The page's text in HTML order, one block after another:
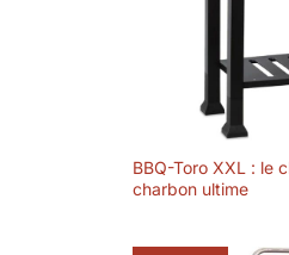
BBQ-Toro XXL : le
charbon ultime